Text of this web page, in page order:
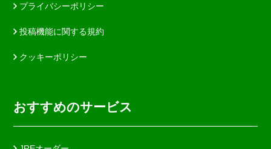
プライバシーポリシー
投稿機能に関する規約
クッキーポリシー
おすすめのサービス